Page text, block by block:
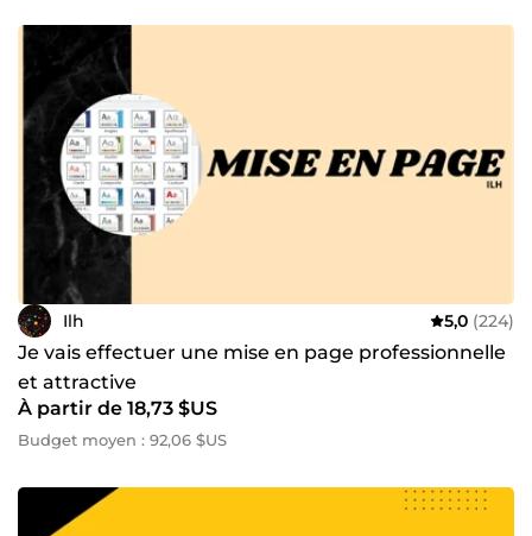
Ilh 5,0 (224)
Je vais effectuer une mise en page professionnelle
et attractive
À partir de 18,73 $US
Budget moyen : 92,06 $US